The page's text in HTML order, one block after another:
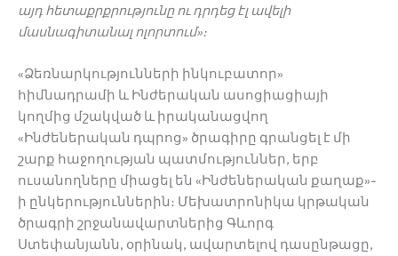
այդ հետաքրքրությունը ու դրդեց էլ ավելի
մասնագիտանալ ոլորտում»։
«Ձեռնարկությունների ինկուբատոր»
հիմնադրամի և Ինժերական ասոցիացիայի
կողմից մշակված և իրականացվող
«Ինժեներական դպրոց» ծրագիրը գրանցել է մի
շարք հաջողության պատմություններ, երբ
ուսանողները միացել են «Ինժեներական քաղաք»-
ի ընկերություններին։ Մեխատրոնիկա կրթական
ծրագրի շրջանավարտներից Գևորգ
Ստեփանյանն, օրինակ, ավարտելով դասընթացը,